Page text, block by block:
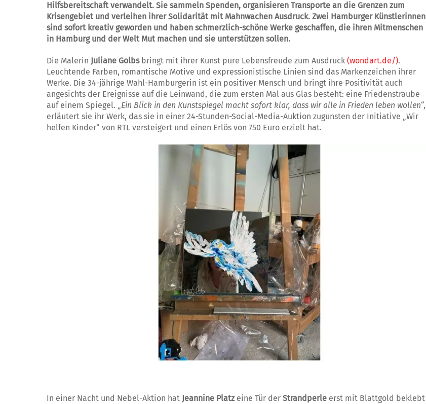
Hilfsbereitschaft verwandelt. Sie sammeln Spenden, organisieren Transporte an die Grenzen zum
Krisengebiet und verleihen ihrer Solidarität mit Mahnwachen Ausdruck. Zwei Hamburger Künstlerinnen
sind sofort kreativ geworden und haben schmerzlich-schöne Werke geschaffen, die ihren Mitmenschen
in Hamburg und der Welt Mut machen und sie unterstützen sollen.
Die Malerin Juliane Golbsbringt mit ihrer Kunst pure Lebensfreude zum Ausdruck (wondart.de/).
Leuchtende Farben, romantische Motive und expressionistische Linien sind das Markenzeichen ihrer
Werke. Die 34-jährige Wahl-Hamburgerin ist ein positiver Mensch und bringt ihre Positivität auch
angesichts der Ereignisse auf die Leinwand, die zum ersten Mal aus Glas besteht: eine Friedenstraube
auf einem Spiegel. „Ein Blick in den Kunstspiegel macht sofort klar, dass wir alle in Frieden leben wollen“,
erläutert sie ihr Werk, das sie in einer 24-Stunden-Social-Media-Auktion zugunsten der Initiative „Wir
helfen Kinder“ von RTL versteigert und einen Erlös von 750 Euro erzielt hat.
In einer Nacht und Nebel-Aktion hat Jeannine Platz eine Tür der Strandperle erst mit Blattgold beklebt